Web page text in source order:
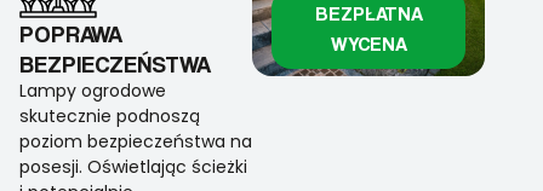
POPRAWA
BEZPIECZEŃSTWA
Lampy ogrodowe
skutecznie podnoszą
poziom bezpieczeństwa na
posesji. Oświetlając ścieżki
BEZPŁATNA
WYCENA